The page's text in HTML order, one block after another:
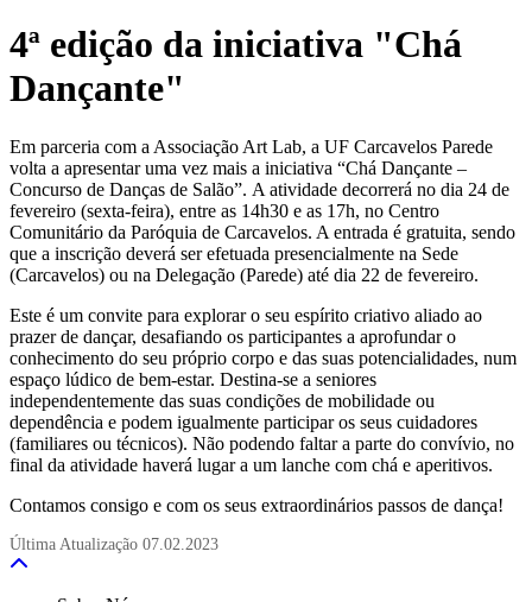
4ª edição da iniciativa "Chá
Dançante"
Em parceria com a Associação Art Lab, a UF Carcavelos Parede
volta a apresentar uma vez mais a iniciativa “Chá Dançante –
Concurso de Danças de Salão”. A atividade decorrerá no dia 24 de
fevereiro (sexta-feira), entre as 14h30 e as 17h, no Centro
Comunitário da Paróquia de Carcavelos. A entrada é gratuita, sendo
que a inscrição deverá ser efetuada presencialmente na Sede
(Carcavelos) ou na Delegação (Parede) até dia 22 de fevereiro.
Este é um convite para explorar o seu espírito criativo aliado ao
prazer de dançar, desafiando os participantes a aprofundar o
conhecimento do seu próprio corpo e das suas potencialidades, num
espaço lúdico de bem-estar. Destina-se a seniores
independentemente das suas condições de mobilidade ou
dependência e podem igualmente participar os seus cuidadores
(familiares ou técnicos). Não podendo faltar a parte do convívio, no
final da atividade haverá lugar a um lanche com chá e aperitivos.
Contamos consigo e com os seus extraordinários passos de dança!
Última Atualização 07.02.2023